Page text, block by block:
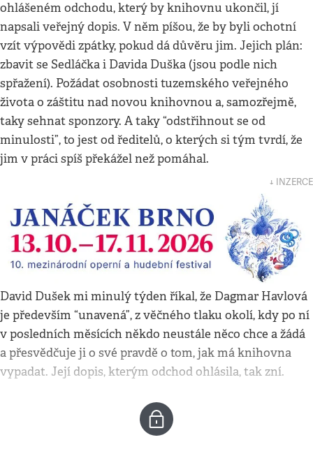
ohlášeném odchodu, který by knihovnu ukončil, jí
napsali veřejný dopis. V něm píšou, že by byli ochotní
vzít výpovědi zpátky, pokud dá důvěru jim. Jejich plán:
zbavit se Sedláčka i Davida Duška (jsou podle nich
spřažení). Požádat osobnosti tuzemského veřejného
života o záštitu nad novou knihovnou a, samozřejmě,
taky sehnat sponzory. A taky “odstřihnout se od
minulosti”, to jest od ředitelů, o kterých si tým tvrdí, že
jim v práci spíš překážel než pomáhal.
↓ INZERCE
David Dušek mi minulý týden říkal, že Dagmar Havlová
je především “unavená”, z věčného tlaku okolí, kdy po ní
v posledních měsících někdo neustále něco chce a žádá
a přesvědčuje ji o své pravdě o tom, jak má knihovna
vypadat. Její dopis, kterým odchod ohlásila, tak zní.